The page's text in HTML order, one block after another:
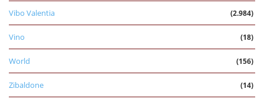
Vibo Valentia (2.984)
Vino (18)
World (156)
Zibaldone (14)